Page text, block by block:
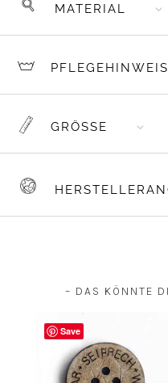
MATERIAL
PFLEGEHINWEIS
GRÖSSE
– DAS KÖNNTE
Save